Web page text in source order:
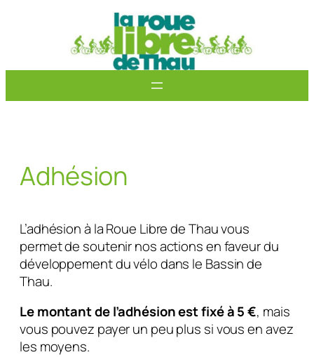
Adhésion
L’adhésion à la Roue Libre de Thau vous
permet de soutenir nos actions en faveur du
développement du vélo dans le Bassin de
Thau.
Le montant de l’adhésion est fixé à 5 €, mais
vous pouvez payer un peu plus si vous en avez
les moyens.